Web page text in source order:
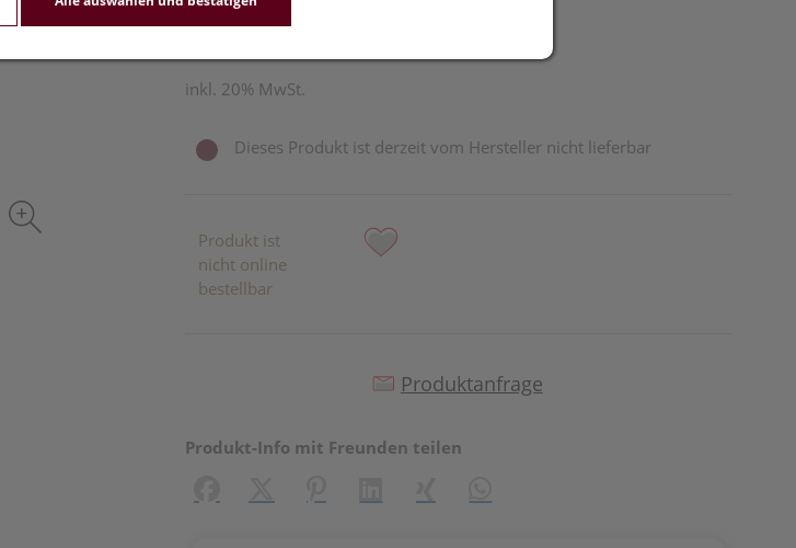
15 ml / Einheit
inkl. 20% MwSt.
Dieses Produkt ist derzeit vom Hersteller nicht lieferbar
Produkt ist
nicht online
bestellbar
Produktanfrage
Produkt-Info mit Freunden teilen